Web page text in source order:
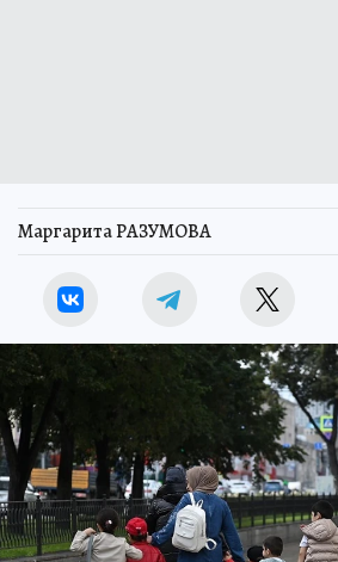
Маргарита РАЗУМОВА